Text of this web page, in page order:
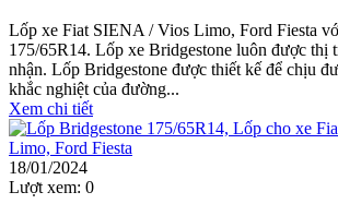
Lốp xe Fiat SIENA / Vios Limo, Ford Fiesta
175/65R14. Lốp xe Bridgestone luôn được thị
nhận. Lốp Bridgestone được thiết kế để chịu
khắc nghiệt của đường...
Xem chi tiết
18/01/2024
Lượt xem: 0